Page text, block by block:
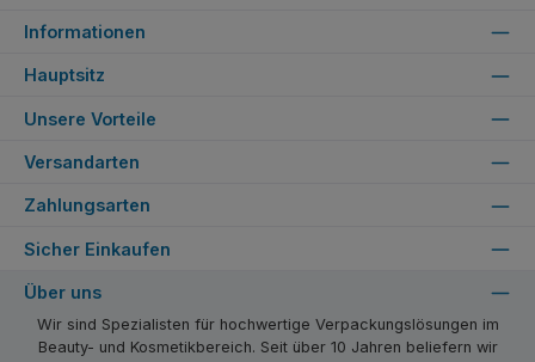
Informationen
Unsere Vorteile
Versandarten
Zahlungsarten
Hauptsitz
Sicher Einkaufen
Über uns
Wir sind Spezialisten für hochwertige Verpackungslösungen im
Beauty- und Kosmetikbereich. Seit über 10 Jahren beliefern wir